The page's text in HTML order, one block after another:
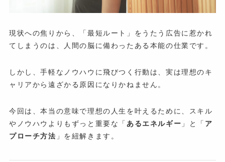
現状への焦りから、「最短ルート」をうたう広告に惹かれ
てしまうのは、人間の脳に備わったある本能の仕業です。
しかし、手軽なノウハウに飛びつく行動は、実は理想のキ
ャリアから遠ざかる原因になりかねません。
今回は、本当の意味で理想の人生を叶えるために、スキル
やノウハウよりもずっと重要な「 あるエネルギー 」と「 ア
プローチ方法 」を紐解きます。